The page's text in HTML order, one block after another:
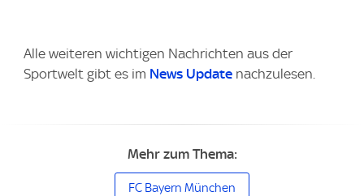
Alle weiteren wichtigen Nachrichten aus der
Sportwelt gibt es im News Update nachzulesen.
Mehr zum Thema:
FC Bayern München